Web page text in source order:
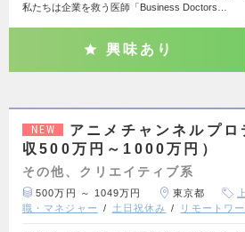
私たちは企業を救う医師「Business Doctors…
興味あり
NEW
アニメチャンネルプロ
収500万円～1000万円）
その他、クリエイティブ系
500万円 ～ 1049万円 東京都
職・マネジャー
土日祝休み リモートワ